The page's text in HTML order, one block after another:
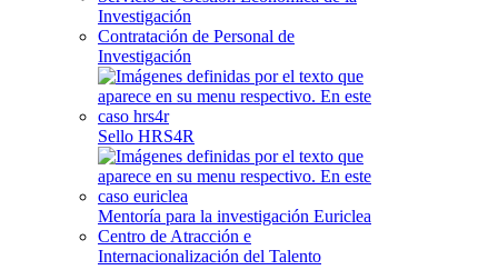
Investigación
Contratación de Personal de
Investigación
Sello HRS4R
Mentoría para la investigación Euriclea
Centro de Atracción e
Internacionalización del Talento